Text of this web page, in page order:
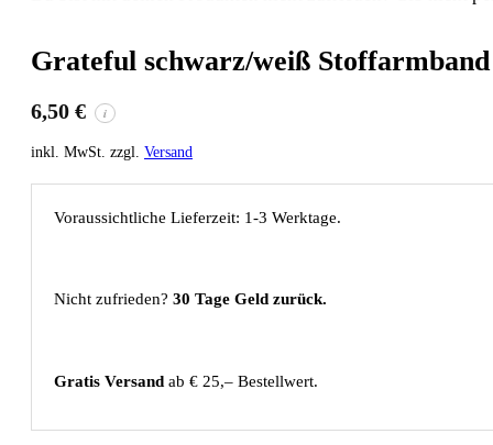
Grateful schwarz/weiß Stoffarmband
6,50 € i
inkl. MwSt. zzgl. Versand
Voraussichtliche Lieferzeit: 1-3 Werktage.
Nicht zufrieden? 30 Tage Geld zurück.
Gratis Versand ab € 25,– Bestellwert.